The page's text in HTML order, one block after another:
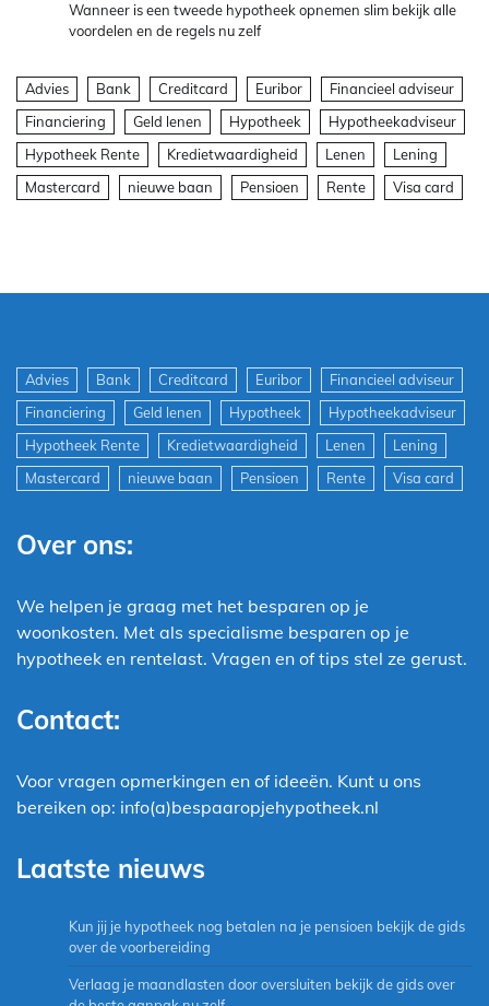
Wanneer is een tweede hypotheek opnemen slim bekijk alle
voordelen en de regels nu zelf
Advies Bank Creditcard Euribor
Financieel adviseur
Financiering
Geld lenen Hypotheek
Hypotheekadviseur
Hypotheek Rente
Kredietwaardigheid Lenen
Lening
Mastercard
nieuwe baan Pensioen Rente Visa card
Advies Bank Creditcard Euribor
Financieel adviseur
Financiering
Geld lenen Hypotheek
Hypotheekadviseur
Hypotheek Rente
Kredietwaardigheid Lenen
Lening
Mastercard
nieuwe baan Pensioen Rente Visa card
Over ons:
We helpen je graag met het besparen op je
woonkosten. Met als specialisme besparen op je
hypotheek en rentelast. Vragen en of tips stel ze gerust.
Contact:
Voor vragen opmerkingen en of ideeën. Kunt u ons
bereiken op: info(a)bespaaropjehypotheek.nl
Laatste nieuws
Kun jij je hypotheek nog betalen na je pensioen bekijk de gids
over de voorbereiding
Verlaag je maandlasten door oversluiten bekijk de gids over